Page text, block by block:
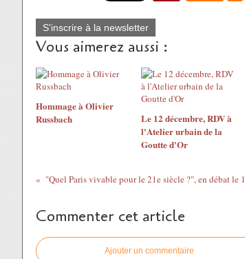
S'inscrire à la newsletter
Vous aimerez aussi :
Hommage à Olivier
Russbach
Le 12 décembre, RDV à
l'Atelier urbain de la
Goutte d'Or
Commenter cet article
Ajouter un commentaire